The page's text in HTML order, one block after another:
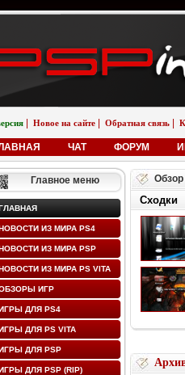
Новое на сайте Обратная связь
ЧАТ ФОРУМ
Главное меню
ИЗ МИРА PS4
ИЗ МИРА PSP
ИЗ МИРА PS VITA
ИГР
ДЛЯ PS4
ДЛЯ PS VITA
ДЛЯ PSP
ДЛЯ PSP (RIP)
Обзор
Сходки